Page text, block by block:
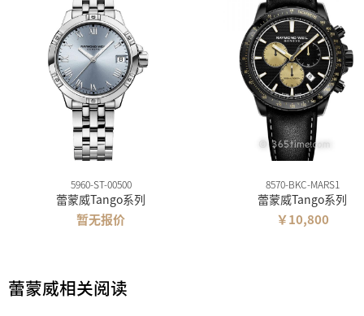
5960-ST-00500
蕾蒙威Tango系列
暂无报价
8570-BKC-MARS1
蕾蒙威Tango系列
￥10,800
蕾蒙威相关阅读